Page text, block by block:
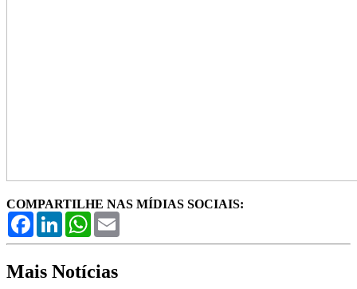
COMPARTILHE NAS MÍDIAS SOCIAIS:
FacebookLinkedInWhatsApp
Mais Notícias